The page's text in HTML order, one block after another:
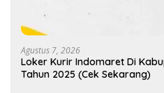
Agustus 7, 2026
Loker Kurir Indomaret Di
Tahun 2025 (Cek Sekarang)